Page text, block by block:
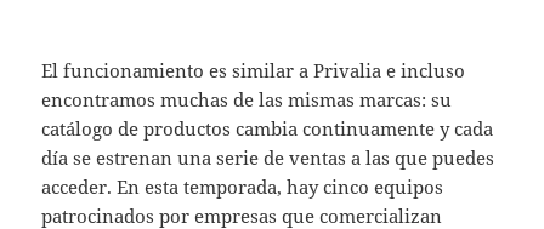
El funcionamiento es similar a Privalia e incluso
encontramos muchas de las mismas marcas: su
catálogo de productos cambia continuamente y cada
día se estrenan una serie de ventas a las que puedes
acceder. En esta temporada, hay cinco equipos
patrocinados por empresas que comercializan